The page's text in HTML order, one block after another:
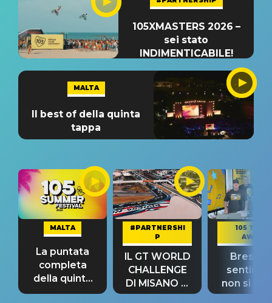
105XMASTERS 2026 –
sei stato
INDIMENTICABILE!
MALTA
Il best of della quinta
tappa
MALTA
La puntata
completa
della quinta
tappa
#PARTNERSHI
P
IL GT WORLD
CHALLENGE
DI MISANO si
riconferma
105 TAKE
AWAY
Bresh:
non si
fino alla